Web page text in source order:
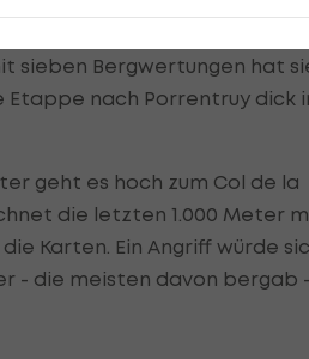
sieben Bergwertungen hat
Etappe nach Porrentruy dick
geht es hoch zum Col de la
die letzten 1.000 Meter
Karten. Ein Angriff würde
- die meisten davon bergab